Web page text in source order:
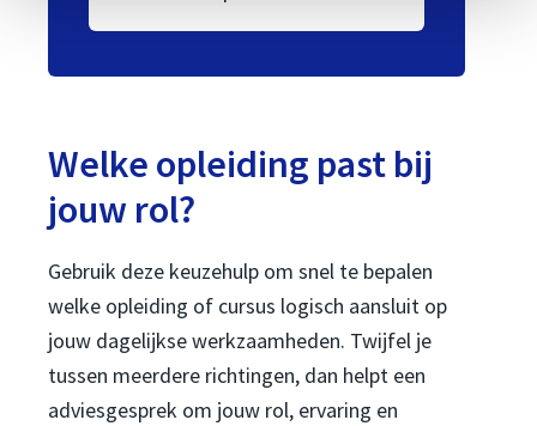
Welke opleiding past bij
jouw rol?
Gebruik deze keuzehulp om snel te bepalen
welke opleiding of cursus logisch aansluit op
jouw dagelijkse werkzaamheden. Twijfel je
tussen meerdere richtingen, dan helpt een
adviesgesprek om jouw rol, ervaring en